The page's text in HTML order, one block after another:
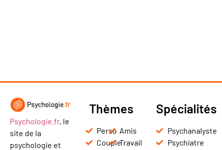
Psychologie.fr, le
site de la
psychologie et
Thèmes
Perso
Couple
Amis
Travail
Spécialités
Psychanalyste
Psychiatre